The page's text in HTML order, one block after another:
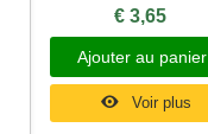
€ 3,65
Ajouter au panier
Voir plus